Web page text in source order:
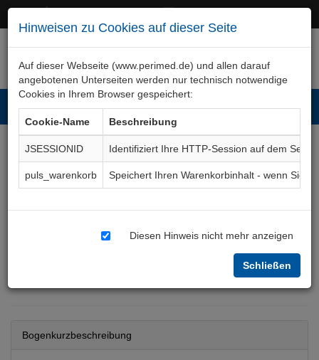
Hinweisen zu Cookies auf dieser Seite
Auf dieser Webseite (www.perimed.de) und allen darauf
angebotenen Unterseiten werden nur technisch notwendige
Cookies in Ihrem Browser gespeichert:
Cookie-Name
Beschreibung
JSESSIONID
Identifiziert Ihre HTTP-Session auf dem Server
puls_warenkorb
Speichert Ihren Warenkorbinhalt - wenn Sie
Diesen Hinweis nicht mehr anzeigen
Schließen
Lumbalpunktion,
Entnahme von
Nervenwasser - stationäre
Durchführung
Aufklärungsbogen
Bogenkurzbeschreibung